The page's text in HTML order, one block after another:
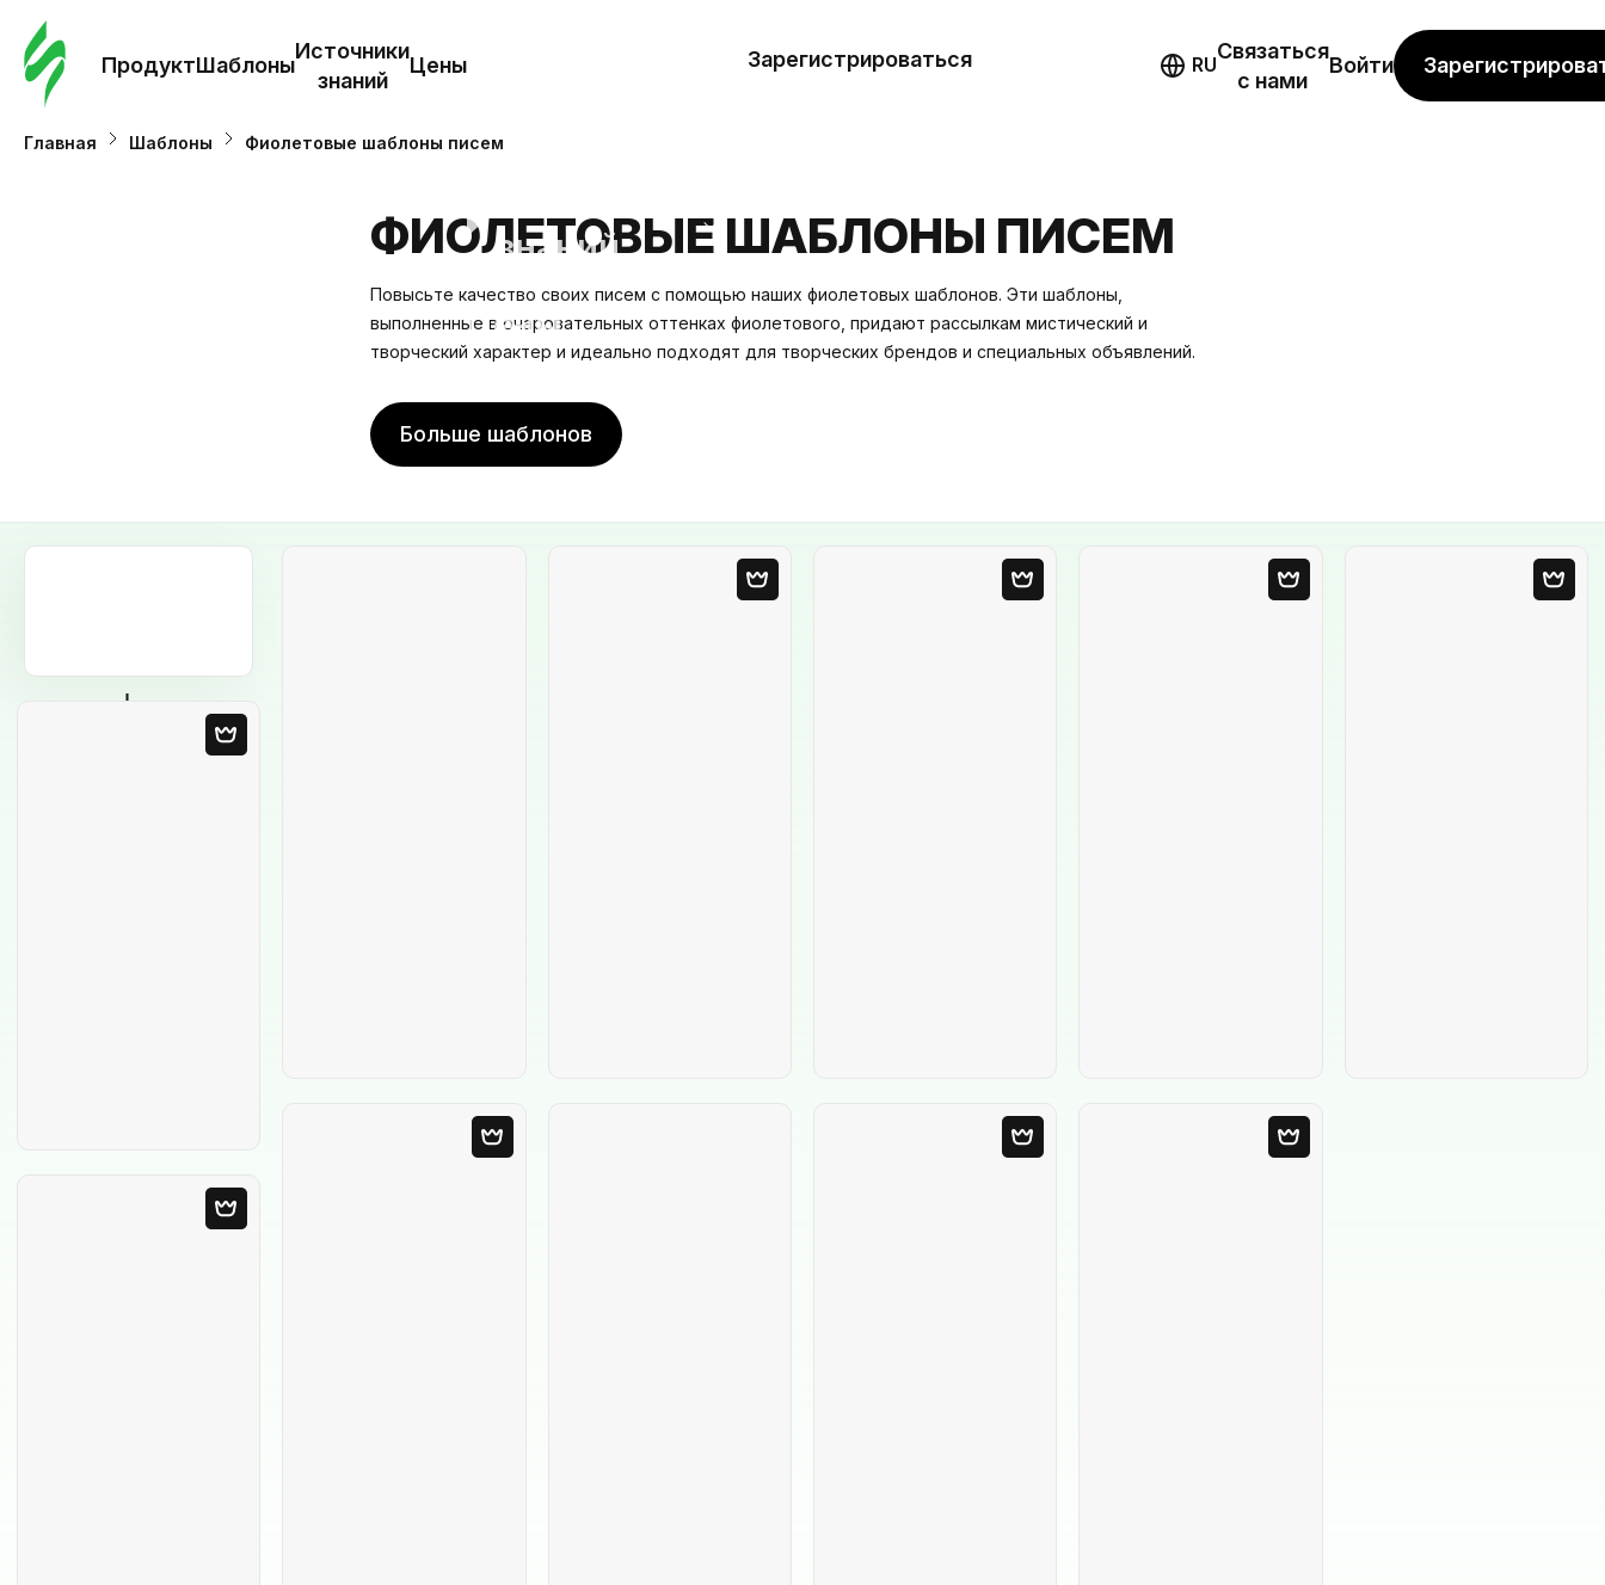
ПродуктШаблоны
Источники
знаний
Цены
знаний
Цены
Зарегистрироваться RU
Связаться
с нами
Войти
Главная Шаблоны Фиолетовые шаблоны писем
ФИОЛЕТОВЫЕ ШАБЛОНЫ ПИСЕМ
Повысьте качество своих писем с помощью наших фиолетовых шаблонов. Эти шаблоны,
выполненные в очаровательных оттенках фиолетового, придают рассылкам мистический и
творческий характер и идеально подходят для творческих брендов и специальных объявлений.
Больше шаблонов